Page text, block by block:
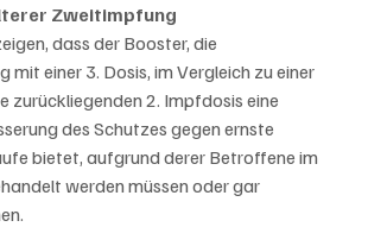
Zweitimpfung
dass der Booster, die
mit einer 3. Dosis, im Vergleich zu einer
zurückliegenden 2. Impfdosis eine
des Schutzes gegen ernste
bietet, aufgrund derer Betroffene im
werden müssen oder gar